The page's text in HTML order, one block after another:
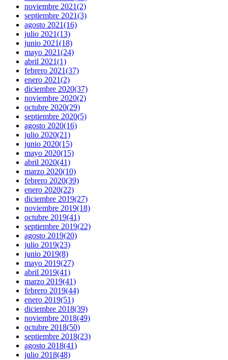
noviembre 2021(2)
septiembre 2021(3)
agosto 2021(16)
julio 2021(13)
junio 2021(18)
mayo 2021(24)
abril 2021(1)
febrero 2021(37)
enero 2021(2)
diciembre 2020(37)
noviembre 2020(2)
octubre 2020(29)
septiembre 2020(5)
agosto 2020(16)
julio 2020(21)
junio 2020(15)
mayo 2020(15)
abril 2020(41)
marzo 2020(10)
febrero 2020(39)
enero 2020(22)
diciembre 2019(27)
noviembre 2019(18)
octubre 2019(41)
septiembre 2019(22)
agosto 2019(20)
julio 2019(23)
junio 2019(8)
mayo 2019(27)
abril 2019(41)
marzo 2019(41)
febrero 2019(44)
enero 2019(51)
diciembre 2018(39)
noviembre 2018(49)
octubre 2018(50)
septiembre 2018(23)
agosto 2018(41)
julio 2018(48)